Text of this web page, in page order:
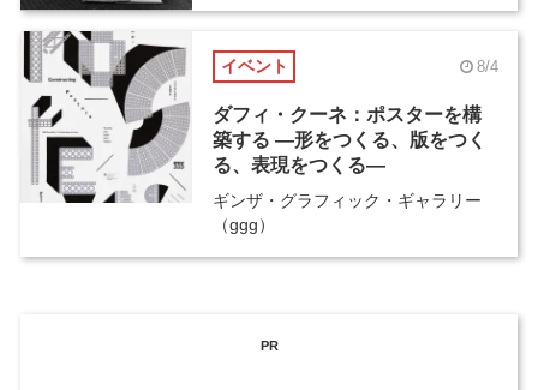
イベント 8/4
ダフィ・クーネ：ポスターを構
築する ―形をつくる、版をつく
る、表現をつくる―
ギンザ・グラフィック・ギャラリー
（ggg）
PR